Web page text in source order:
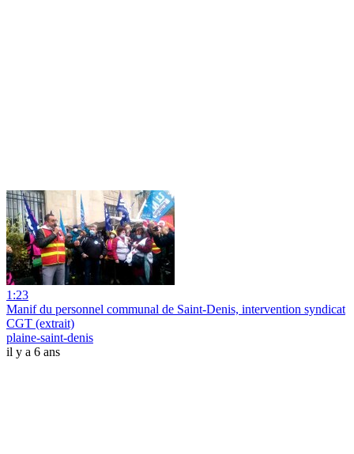
1:23
Manif du personnel communal de Saint-Denis, intervention syndicat
CGT (extrait)
plaine-saint-denis
il y a 6 ans